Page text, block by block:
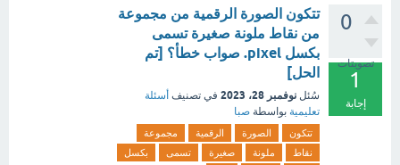
0
تصويتات
1
إجابة
تتكون الصورة الرقمية من مجموعة
من نقاط ملونة صغيرة تسمى
بكسل pixel. صواب خطأ؟ [تم
الحل]
سُئل نوفمبر 28، 2023 في تصنيف أسئلة
تعليمية بواسطة صبا
تتكون الصورة الرقمية
مجموعة
نقاط
ملونة صغيرة تسمى
بكسل